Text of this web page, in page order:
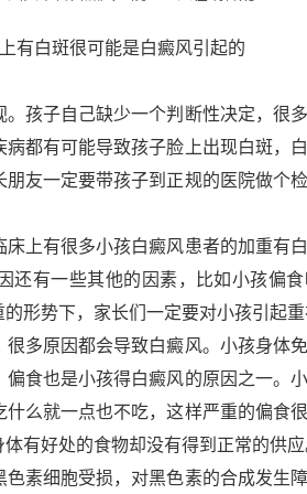
孩子自己缺少一个判断性决定，很
都有可能导致孩子脸上出现白斑，
友一定要带孩子到正规的医院做个
上有很多小孩白癜风患者的加重有
还有一些其他的因素，比如小孩偏
形势下，家长们一定要对小孩引起重
多原因都会导致白癜风。小孩身体
食也是小孩得白癜风的原因之一。
么就一点也不吃，这样严重的偏食
有好处的食物却没有得到正常的供应
素细胞受损，对黑色素的合成发生